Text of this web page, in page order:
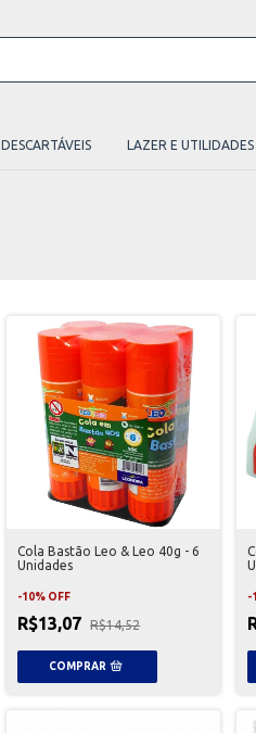
DESCARTÁVEIS LAZER E UTILIDADES
Cola Bastão Leo & Leo 40g - 6
Unidades
-10% OFF
R$13,07 R$14,52
-